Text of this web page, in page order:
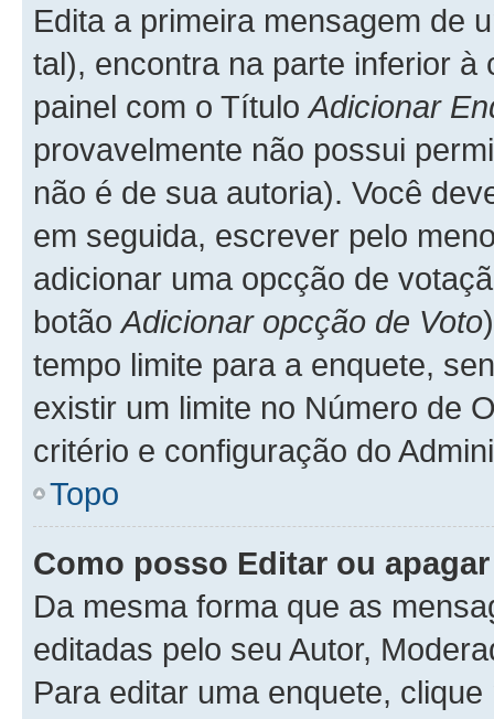
Edita a primeira mensagem de
tal), encontra na parte inferior
painel com o TítuloAdicionar
provavelmente não possui
não é de sua autoria). Você
em seguida, escrever pelo
adicionar uma opcção de
botãoAdicionar opcção de Voto
tempo limite para a enquete,
existir um limite no Número de
critério e configuração do
Topo
Como posso Editar ou
Da mesma forma que as
editadas pelo seu Autor,
Para editar uma enquete,